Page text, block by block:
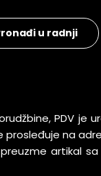
u radnji
PDV
prosleđuje na
artikal